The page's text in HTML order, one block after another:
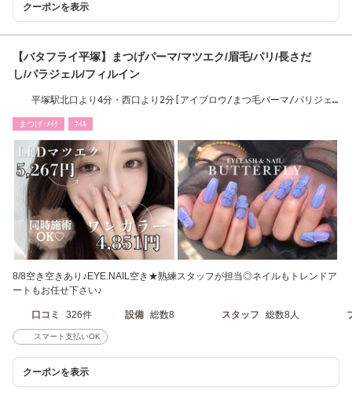
クーポンを表示
【バタフライ平塚】まつげパーマ/マツエク/眉毛/パリ/長さだ
し/パラジェル/フィルイン
平塚駅北口より4分・西口より2分[アイブロウ/まつ毛パーマ/パリジェ
まつげ･ﾒｲｸ ﾈｲﾙ
8/8空き空きあり♪EYE.NAIL空き★熟練スタッフが担当◎ネイルもトレンドア
ートもお任せ下さい♪
口コミ 326件 設備 総数8 スタッフ 総数8人
スマート支払いOK
クーポンを表示